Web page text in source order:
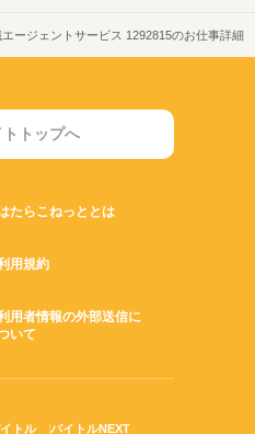
ージェントサービス 1292815のお仕事詳細
トトップへ
たらこねっととは
用規約
用者情報の外部送信に
いて
トル
バイトルNEXT